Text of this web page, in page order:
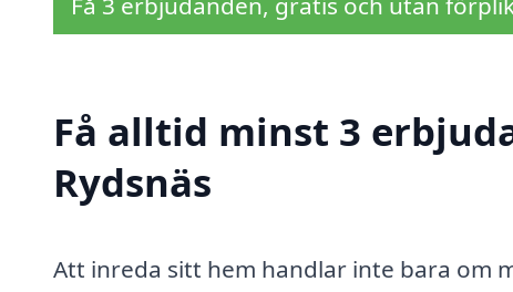
Få alltid minst 3
Rydsnäs
Att inreda sitt hem handlar inte bara om